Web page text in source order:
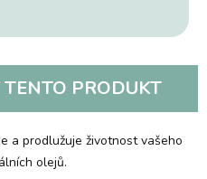
PRODUKT
a prodlužuje životnost vašeho
olejů.